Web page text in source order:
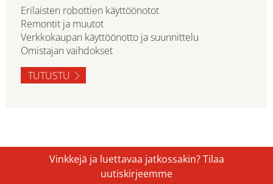
Erilaisten robottien käyttöönotot
Remontit ja muutot
Verkkokaupan käyttöönotto ja suunnittelu
Omistajan vaihdokset
TUTUSTU
Vinkkejä ja luettavaa jatkossakin? Tilaa
uutiskirjeemme